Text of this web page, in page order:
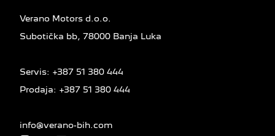
Verano Motors d.o.o.
Subotička bb, 78000 Banja Luka
Servis: +387 51 380 444
Prodaja: +387 51 380 444
info@verano-bih.com